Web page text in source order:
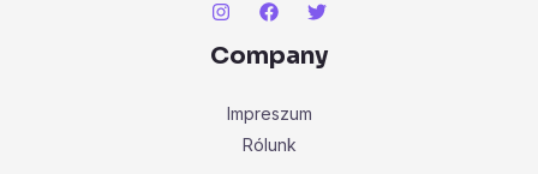
Company
Impreszum
Rólunk